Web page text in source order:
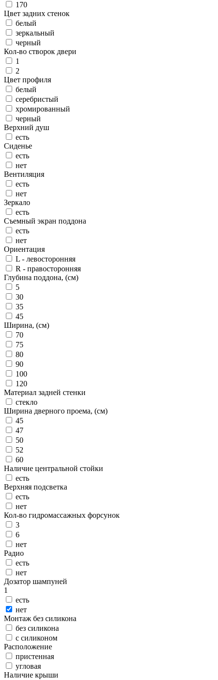
170
Цвет задних стенок
белый
зеркальный
черный
Кол-во створок двери
1
2
Цвет профиля
белый
серебристый
хромированный
черный
Верхний душ
есть
Сиденье
есть
нет
Вентиляция
есть
нет
Зеркало
есть
Съемный экран поддона
есть
нет
Ориентация
L - левосторонняя
R - правосторонняя
Глубина поддона, (см)
5
30
35
45
Ширина, (см)
70
75
80
90
100
120
Материал задней стенки
стекло
Ширина дверного проема, (см)
45
47
50
52
60
Наличие центральной стойки
есть
Верхняя подсветка
есть
нет
Кол-во гидромассажных форсунок
3
6
нет
Радио
есть
нет
Дозатор шампуней
1
есть
нет
Монтаж без силикона
без силикона
с силиконом
Расположение
пристенная
угловая
Наличие крыши